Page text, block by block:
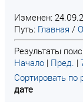
Изменен:
Путь: Главная /
Результаты
Начало | Пред. |
Сортировать по
дате